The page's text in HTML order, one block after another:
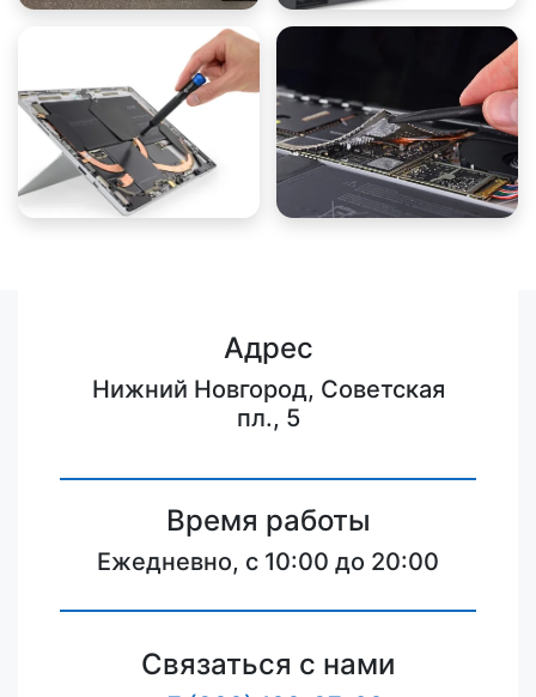
Адрес
Нижний Новгород, Советская
пл., 5
Время работы
Ежедневно, с 10:00 до 20:00
Связаться с нами